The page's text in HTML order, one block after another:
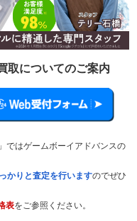
取についてのご案内
ではゲームボーイアドバンスの
かりと査定を行いますのでぜひ
表をご参照ください。